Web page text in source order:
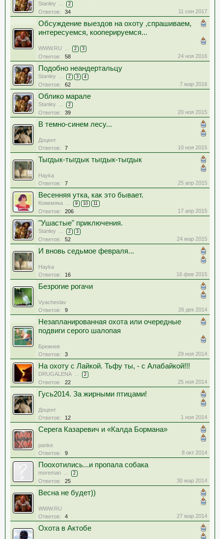
Stanley ... 2
Ответов: 34 11 сен 2017
Обсуждение выездов на охоту ,спрашиваем,
интересуемся, кооперируемся...
WWW.RU ... 2 3
Ответов: 58 24 ноя 2016
Подобно неандертальцу
Stanley ... 2 3 4
Ответов: 62 7 мар 2016
Облико марале
Stanley ... 2
Ответов: 39 20 ноя 2015
В темно-синем лесу...
Доцент
Ответов:
7 10 ноя 2015
Тыгдык-тыгдык тыгдык-тыгдык
Hayka
Ответов:
7 25 апр 2015
Весенняя утка, как это бывает.
Кожемяка ... 9 10 11
Ответов: 206 17 апр 2015
"Ушастые" приключения.
Stanley ... 2 3
Ответов: 52 24 мар 2015
И вновь седьмое февраля...
Hayka
Ответов:
16 16 фев 2015
Безрогие рогачи
Vyacheslav
Ответов:
9 26 дек 2014
Незапланированная охота или очередные
подвиги серого шалопая
Брежнев
Ответов:
3 29 ноя 2014
На охоту с Лайкой. Тьфу ты, - с Алабайкой!!!
DRUGALENA ... 2
Ответов: 22 25 ноя 2014
Гусь2014. За жирными птицами!
Доцент
Ответов:
12 1 ноя 2014
Серега Казаревич и «Калда Бормана»
panke
Ответов:
9 8 окт 2014
Поохотились...и пропала собака
moreman ... 2
Ответов: 25 30 мар 2014
Весна не будет))
WWW.RU
Ответов:
4 27 мар 2014
Охота в Актобе